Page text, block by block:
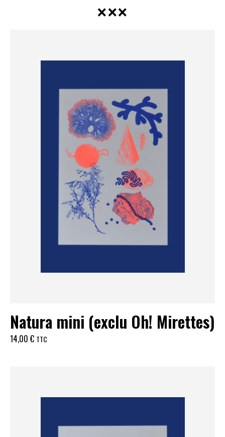
Natura mini (exclu Oh! Mirettes)
14,00 € TTC